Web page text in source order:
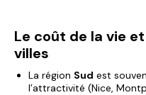
Le coût de la vie
villes
La région Sud est
l’attractivité (Nice,